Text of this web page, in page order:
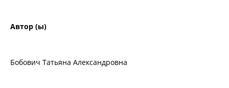
Автор (ы)
Бобович Татьяна Александровна